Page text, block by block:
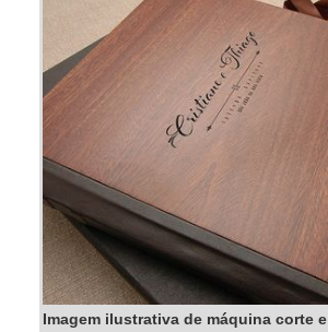
Imagem ilustrativa de máquina corte e